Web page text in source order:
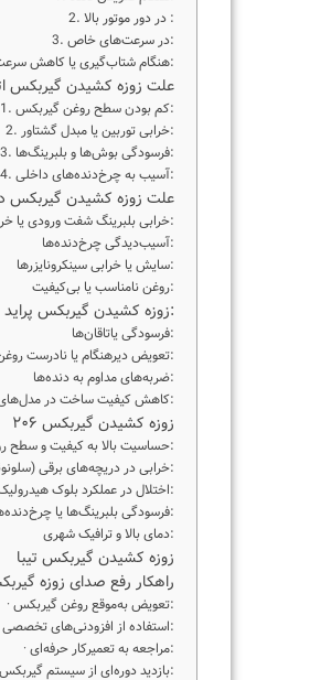
2. در دور موتور بالا :
3. در سرعت‌های خاص:
4. هنگام شتاب‌گیری یا کاهش سرعت:
علت زوزه کشیدن گیربکس
1. کم بودن سطح روغن گیربکس:
2. خرابی توربین یا مبدل گشتاور:
3. فرسودگی بوش‌ها و بلبرینگ‌ها:
4. آسیب به چرخ‌دنده‌های داخلی:
علت زوزه کشیدن گیربکس
خرابی بلبرینگ شفت ورودی یا خروجی:
آسیب‌دیدگی چرخ‌دنده‌ها:
سایش یا خرابی سینکرونایزرها:
روغن نامناسب یا بی‌کیفیت:
زوزه کشیدن گیربکس پراید:
فرسودگی یاتاقان‌ها:
تعویض دیرهنگام یا نادرست روغن گیربکس:
ضربه‌های مداوم به دنده‌ها:
کاهش کیفیت ساخت در مدل‌های قدیمی‌تر:
زوزه کشیدن گیربکس ۲۰۶
حساسیت بالا به کیفیت و سطح روغن گیربکس:
خرابی در دریچه‌های برقی (سلونوئیدها):
اختلال در عملکرد بلوک هیدرولیک:
فرسودگی بلبرینگ‌ها یا چرخ‌دنده‌ها در گیربکس دستی:
دمای بالا و ترافیک شهری:
زوزه کشیدن گیربکس تیبا
راهکار رفع صدای زوزه
· تعویض به‌موقع روغن گیربکس:
· استفاده از افزودنی‌های تخصصی:
· مراجعه به تعمیرکار حرفه‌ای:
· بازدید دوره‌ای از سیستم گیربکس: